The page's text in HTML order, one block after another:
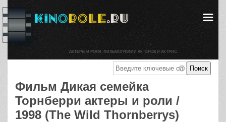
Фильм Дикая семейка
Торнберри актеры и роли /
1998 (The Wild Thornberrys)
АКТЕРЫ И РОЛИ. ФИЛЬМОГРАФИИ АКТЕРОВ И АКТРИС.